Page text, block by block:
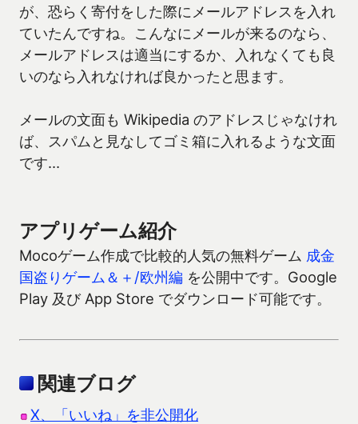
が、恐らく寄付をした際にメールアドレスを入れ
ていたんですね。こんなにメールが来るのなら、
メールアドレスは適当にするか、入れなくても良
いのなら入れなければ良かったと思ます。
メールの文面も Wikipedia のアドレスじゃなけれ
ば、スパムと見なしてゴミ箱に入れるような文面
です…
アプリゲーム紹介
Mocoゲーム作成で比較的人気の無料ゲーム 成金
国盗りゲーム＆＋/欧州編 を公開中です。Google
Play 及び App Store でダウンロード可能です。
関連ブログ
X、「いいね」を非公開化